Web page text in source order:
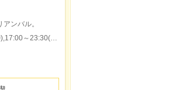
ンバル。
本日の営業時間：11:30～14:30(料理L.O.14:30,ドリンクL.O.14:30),17:00～23:30(料理L.O.23:00,ドリンクL.O.23:00)